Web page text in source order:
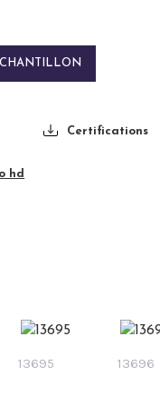
Certifications
hd
13695 13696